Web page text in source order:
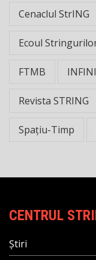
Cenaclul StrING
Ecoul
FTMB
Revista STRING
Spațiu-Timp
CENTRUL
Știri